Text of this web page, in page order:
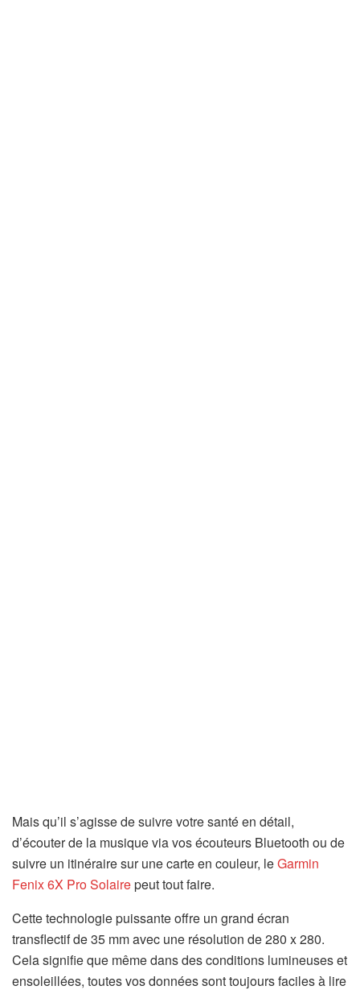
Mais qu’il s’agisse de suivre votre santé en détail,
d’écouter de la musique via vos écouteurs Bluetooth ou de
suivre un itinéraire sur une carte en couleur, leGarmin
Fenix ​​​​6X Pro Solaire(
’
o
u
v
peut tout faire.
Cette technologie puissante offre un grand écran
transflectif de 35 mm avec une résolution de 280 x 280.
Cela signifie que même dans des conditions lumineuses et
ensoleillées, toutes vos données sont toujours faciles à lire